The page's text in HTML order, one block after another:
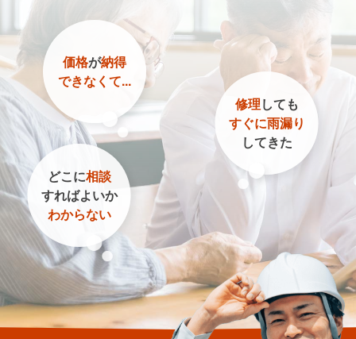
価格が納得
できなくて...
修理しても
すぐに雨漏り
してきた
どこに相談
すればよいか
わからない